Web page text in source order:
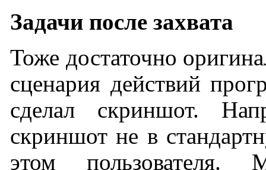
Задачи после захвата
Тоже достаточно
сценария действий
сделал скриншот.
скриншот не в
этом пользователя.